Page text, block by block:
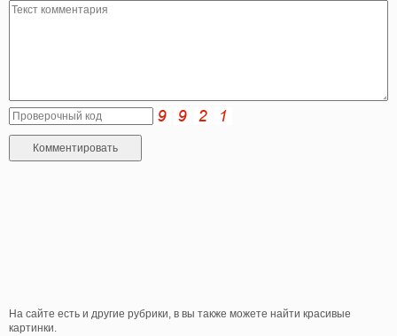
На сайте есть и другие рубрики, в вы также можете найти красивые
картинки.